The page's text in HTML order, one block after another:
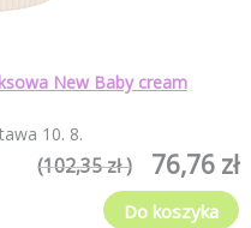
New Baby cream
10. 8.
76,76 zł
(102,35 zł )
Do koszyka